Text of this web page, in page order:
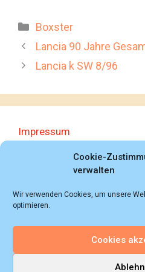
Cookie-
verwalten
Wir verwenden Cookies, um unsere
optimieren.
Cookies
Kategorien
Boxster
Lancia 90 Jahre
Lancia k SW 8/96
Impressum
Datenschutzerklärung
© 2018 - 2026